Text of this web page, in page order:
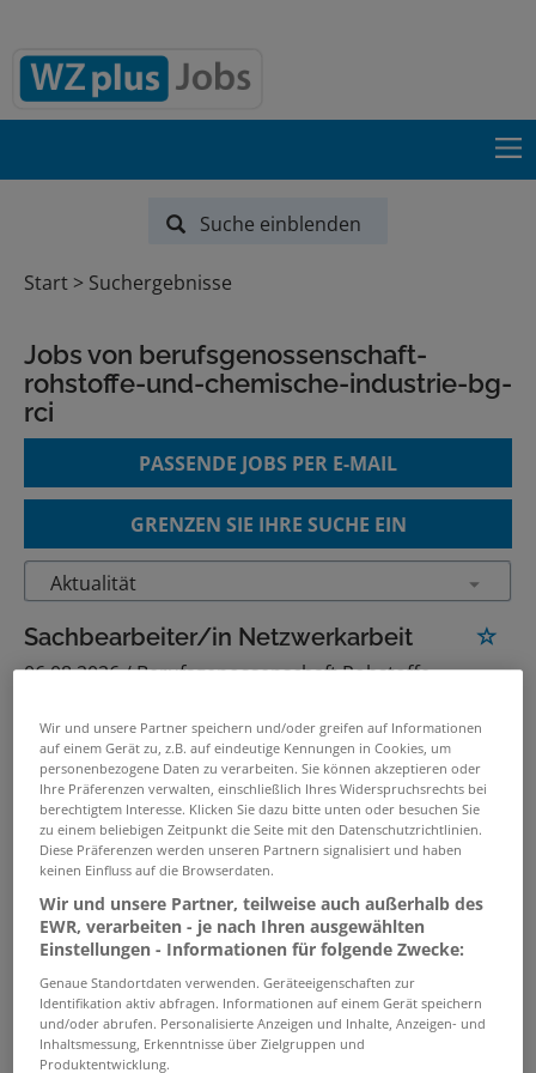
Suche einblenden
Start Suchergebnisse
Jobs von berufsgenossenschaft-
rohstoffe-und-chemische-industrie-bg-
rci
PASSENDE JOBS PER E-MAIL
GRENZEN SIE IHRE SUCHE EIN
Sachbearbeiter/in Netzwerkarbeit
06.08.2026 /Berufsgenossenschaft Rohstoffe
Mainz, Heidelberg
Auszubildende zur/zum
Verwaltungsfachangestellten
(m/w/d) Bochum, Heidelberg
30.07.2026 /
Berufsgenossenschaft Rohstoffe
und chemische Industrie (BG RCI)/ Bochum,
Heidelberg
Auszubildende zur/zum
Verwaltungsfachangestellten
Wir und unsere Partner speichern und/oder greifen auf Informationen
auf einem Gerät zu, z.B. auf eindeutige Kennungen in Cookies, um
personenbezogene Daten zu verarbeiten. Sie können akzeptieren oder
Ihre Präferenzen verwalten, einschließlich Ihres Widerspruchsrechts bei
berechtigtem Interesse. Klicken Sie dazu bitte unten oder besuchen Sie
zu einem beliebigen Zeitpunkt die Seite mit den Datenschutzrichtlinien.
Diese Präferenzen werden unseren Partnern signalisiert und haben
keinen Einfluss auf die Browserdaten.
Wir und unsere Partner, teilweise auch außerhalb des
EWR, verarbeiten - je nach Ihren ausgewählten
Einstellungen - Informationen für folgende Zwecke:
Genaue Standortdaten verwenden. Geräteeigenschaften zur
Identifikation aktiv abfragen. Informationen auf einem Gerät speichern
und/oder abrufen. Personalisierte Anzeigen und Inhalte, Anzeigen- und
Inhaltsmessung, Erkenntnisse über Zielgruppen und
Produktentwicklung.